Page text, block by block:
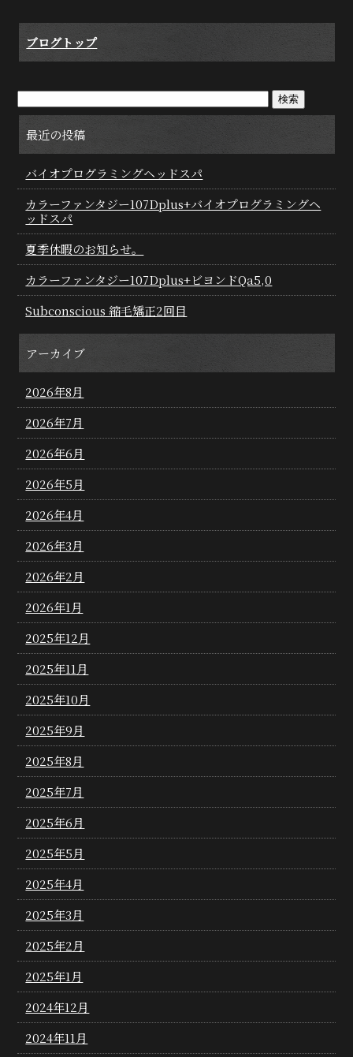
ブログトップ
最近の投稿
バイオプログラミングヘッドスパ
カラーファンタジー107Dplus+バイオプログラミングヘ
ッドスパ
夏季休暇のお知らせ。
カラーファンタジー107Dplus+ビヨンドQa5,0
Subconscious 縮毛矯正2回目
アーカイブ
2026年8月
2026年7月
2026年6月
2026年5月
2026年4月
2026年3月
2026年2月
2026年1月
2025年12月
2025年11月
2025年10月
2025年9月
2025年8月
2025年7月
2025年6月
2025年5月
2025年4月
2025年3月
2025年2月
2025年1月
2024年12月
2024年11月